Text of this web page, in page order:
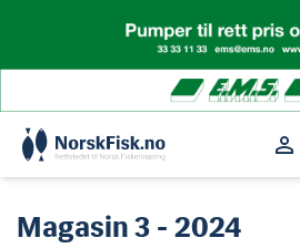
content
perm_identity
Magasin3 - 2024